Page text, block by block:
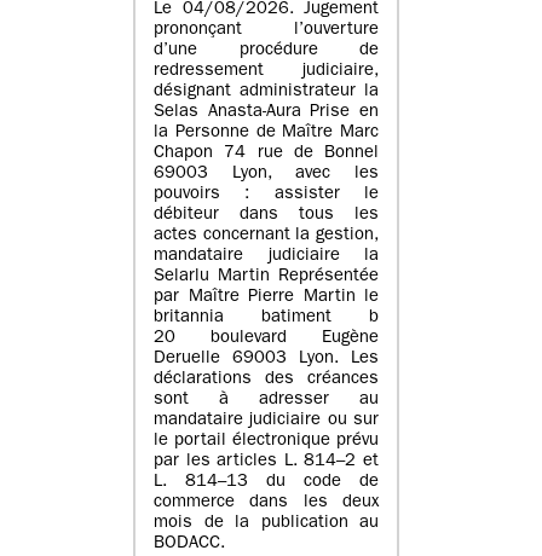
Le 04/08/2026. Jugement
prononçant l’ouverture
d’une procédure de
redressement judiciaire,
désignant administrateur la
Selas Anasta-Aura Prise en
la Personne de Maître Marc
Chapon 74 rue de Bonnel
69003 Lyon, avec les
pouvoirs : assister le
débiteur dans tous les
actes concernant la gestion,
mandataire judiciaire la
Selarlu Martin Représentée
par Maître Pierre Martin le
britannia batiment b
20 boulevard Eugène
Deruelle 69003 Lyon. Les
déclarations des créances
sont à adresser au
mandataire judiciaire ou sur
le portail électronique prévu
par les articles L. 814–2 et
L. 814–13 du code de
commerce dans les deux
mois de la publication au
BODACC.